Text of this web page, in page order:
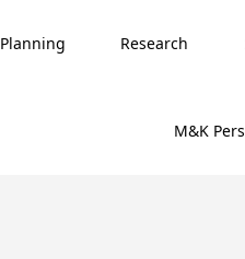
Planning Research
M&K